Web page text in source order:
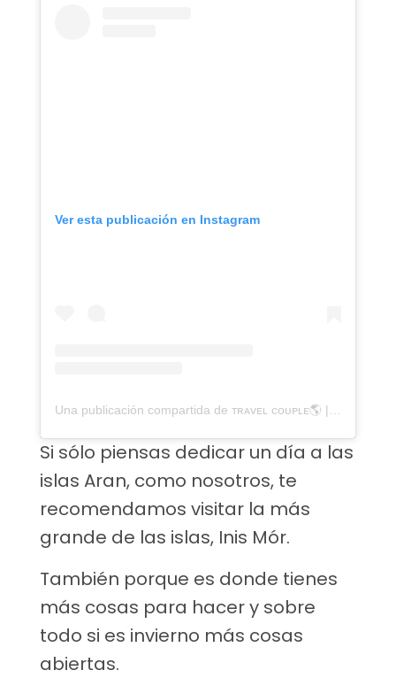
Ver esta publicación en Instagram
Si sólo piensas dedicar un día a las
islas Aran, como nosotros, te
recomendamos visitar la más
grande de las islas, Inis Mór.
También porque es donde tienes
más cosas para hacer y sobre
todo si es invierno más cosas
abiertas.